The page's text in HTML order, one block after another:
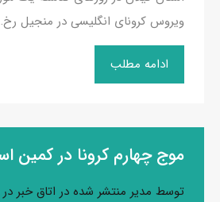
ویروس کرونای انگلیسی در منجیل
ادامه مطلب
موج چهارم کرونا در کمین
توسط مدیر منتشر شده در اتاق خبر در